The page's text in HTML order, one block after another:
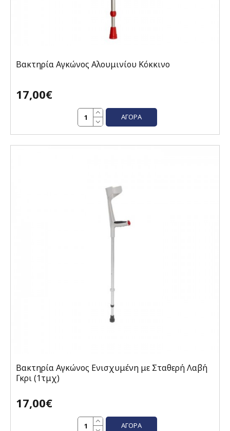
Βακτηρία Αγκώνος Αλουμινίου Κόκκινο
17,00€
ΑΓΟΡΆ
Βακτηρία Αγκώνος Ενισχυμένη με Σταθερή Λαβή
Γκρι (1τμχ)
17,00€
ΑΓΟΡΆ